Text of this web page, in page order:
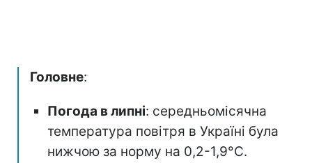
Головне:
Погода в липні: середньомісячна
температура повітря в Україні була
нижчою за норму на 0,2-1,9°C.